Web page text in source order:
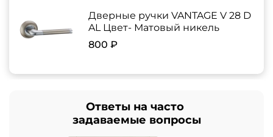
Дверные ручки VANTAGE V 28 D
AL Цвет- Матовый никель
800 ₽
Ответы на часто
задаваемые вопросы